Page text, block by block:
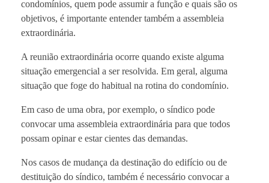
condomínios, quem pode assumir a função e quais são os
objetivos, é importante entender também a assembleia
extraordinária.
A reunião extraordinária ocorre quando existe alguma
situação emergencial a ser resolvida. Em geral, alguma
situação que foge do habitual na rotina do condomínio.
Em caso de uma obra, por exemplo, o síndico pode
convocar uma assembleia extraordinária para que todos
possam opinar e estar cientes das demandas.
Nos casos de mudança da destinação do edifício ou de
destituição do síndico, também é necessário convocar a